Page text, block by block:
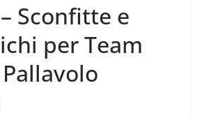
Sconfitte e
per Team